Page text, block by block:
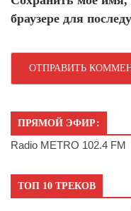
браузере для
ПРЯМОЙ ЭФИР:
Radio METRO 102.4 FM
ТОП 10 ТРЕКОВ